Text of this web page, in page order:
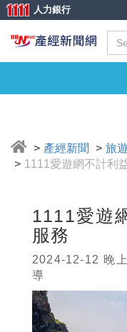
人力銀行
產經新聞
旅
1111愛遊網不計利
1111愛遊
服務
2024-12-12 晚
導